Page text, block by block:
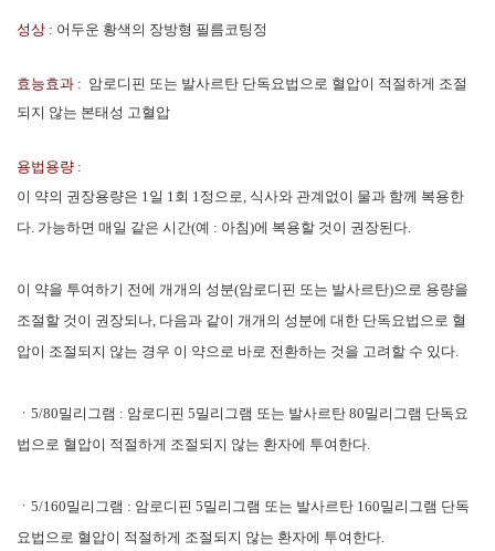
성상 : 어두운 황색의 장방형 필름코팅정
효능효과 : 암로디핀 또는 발사르탄 단독요법으로 혈압이 적절하게 조절
되지 않는 본태성 고혈압
용법용량 :
이 약의 권장용량은 1일 1회 1정으로, 식사와 관계없이 물과 함께 복용한
다. 가능하면 매일 같은 시간(예 : 아침)에 복용할 것이 권장된다.
이 약을 투여하기 전에 개개의 성분(암로디핀 또는 발사르탄)으로 용량을
조절할 것이 권장되나, 다음과 같이 개개의 성분에 대한 단독요법으로 혈
압이 조절되지 않는 경우 이 약으로 바로 전환하는 것을 고려할 수 있다.
ㆍ5/80밀리그램 : 암로디핀 5밀리그램 또는 발사르탄 80밀리그램 단독요
법으로 혈압이 적절하게 조절되지 않는 환자에 투여한다.
ㆍ5/160밀리그램 : 암로디핀 5밀리그램 또는 발사르탄 160밀리그램 단독
요법으로 혈압이 적절하게 조절되지 않는 환자에 투여한다.